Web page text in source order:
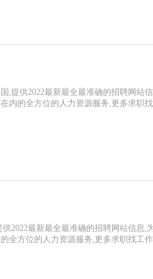
,提供2022最新最全最准确的招聘网站
内的全方位的人力资源服务,更多求职
2022最新最全最准确的招聘网站信息,
全方位的人力资源服务,更多求职找工